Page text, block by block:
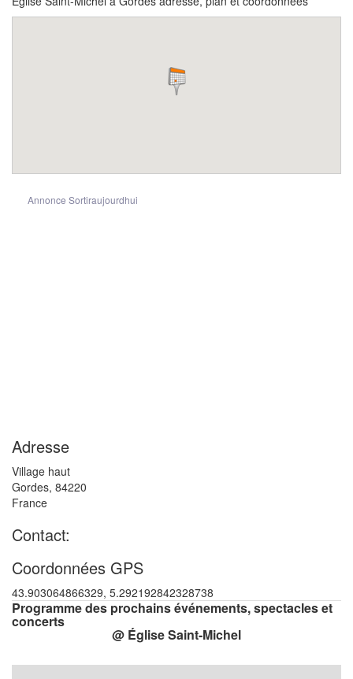
Annonce Sortiraujourdhui
Adresse
Village haut
Gordes, 84220
France
Contact:
Coordonnées GPS
43.903064866329, 5.292192842328738
Programme des prochains événements, spectacles et
concerts
@ Église Saint-Michel